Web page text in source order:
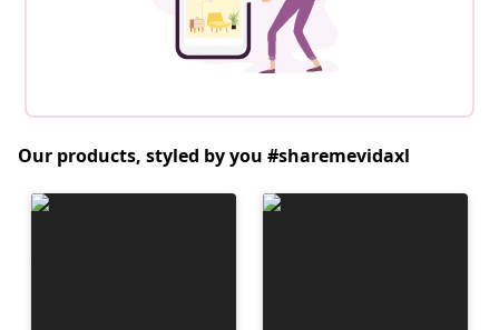
Our products, styled by you #sharemevidaxl